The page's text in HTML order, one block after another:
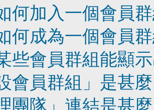
何加入一個會員
何成為一個會員
些會員群組能顯
會員群組」是甚
團隊」連結是甚